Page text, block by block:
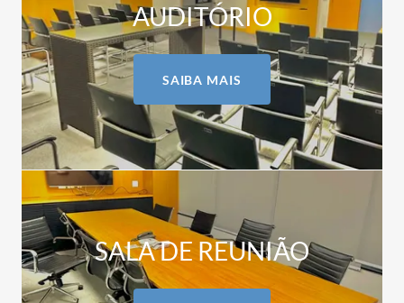
AUDITÓRIO
SAIBA MAIS
SALA DE REUNIÃO